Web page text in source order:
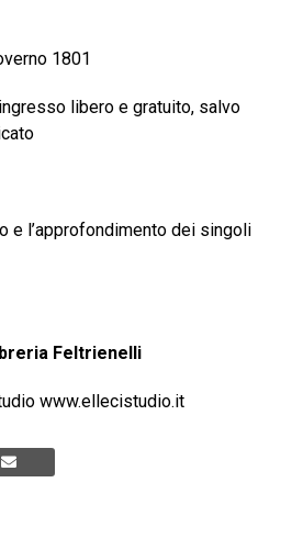
1801
libero e gratuito, salvo
e l’approfondimento dei singoli
Feltrienelli
www.ellecistudio.it